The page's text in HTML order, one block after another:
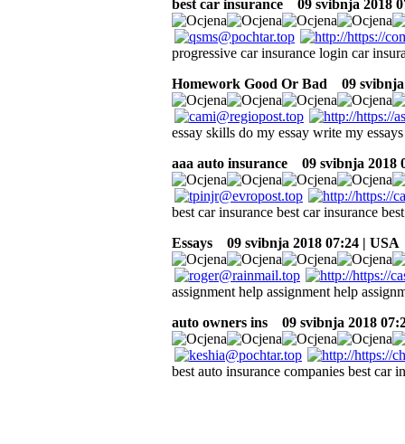
best car insurance
09 svibnja 2018
progressive car insurance login car
Homework Good Or Bad
09 svibnja
essay skills do my essay write my
aaa auto insurance
09 svibnja 2018
best car insurance best car insurance
Essays
09 svibnja 2018 07:24 | USA
assignment help assignment help
auto owners ins
09 svibnja 2018
best auto insurance companies best car